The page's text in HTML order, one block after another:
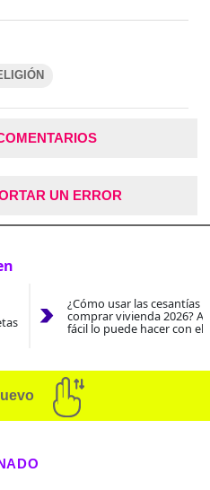
UN ERROR
¿Cómo usar las cesantías
comprar vivienda 2026?
fácil lo puede hacer con el